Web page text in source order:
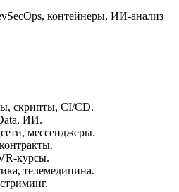
контейнеры, ИИ-анализ
скрипты, CI/CD.
ИИ.
мессенджеры.
курсы.
телемедицина.